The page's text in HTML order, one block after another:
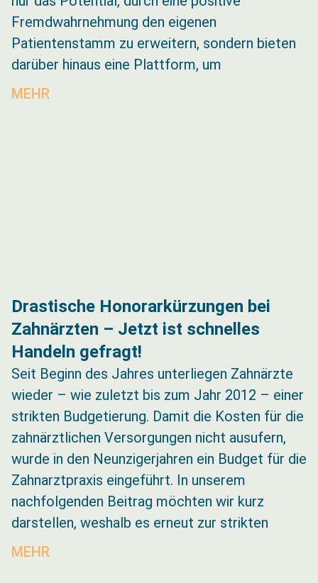
Fremdwahrnehmung den eigenen
Patientenstamm zu erweitern, sondern bieten
darüber hinaus eine Plattform, um
MEHR
Drastische Honorarkürzungen bei
Zahnärzten – Jetzt ist schnelles
Handeln gefragt!
Seit Beginn des Jahres unterliegen Zahnärzte
wieder – wie zuletzt bis zum Jahr 2012 – einer
strikten Budgetierung. Damit die Kosten für die
zahnärztlichen Versorgungen nicht ausufern,
wurde in den Neunzigerjahren ein Budget für die
Zahnarztpraxis eingeführt. In unserem
nachfolgenden Beitrag möchten wir kurz
darstellen, weshalb es erneut zur strikten
MEHR